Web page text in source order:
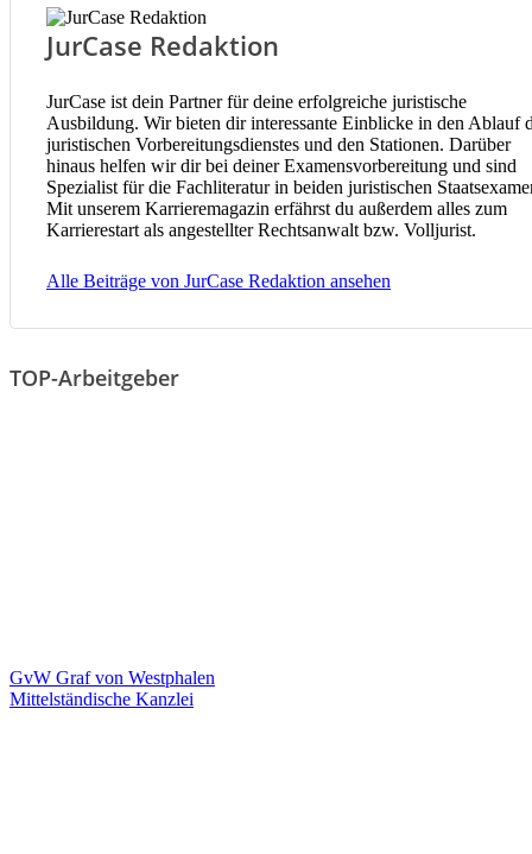
JurCase Redaktion
JurCase ist dein Partner für deine erfolgreiche juristische
Ausbildung. Wir bieten dir interessante Einblicke in den Ablauf
juristischen Vorbereitungsdienstes und den Stationen. Darüber
hinaus helfen wir dir bei deiner Examensvorbereitung und sind
Spezialist für die Fachliteratur in beiden juristischen
Mit unserem Karrieremagazin erfährst du außerdem alles zum
Karrierestart als angestellter Rechtsanwalt bzw. Volljurist.
Alle Beiträge von JurCase Redaktion ansehen
TOP-Arbeitgeber
GvW Graf von Westphalen
Mittelständische Kanzlei